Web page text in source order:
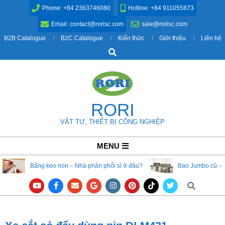
Phone: +84 2363746080 Hotline: +84 911055873
Email: contact@rorisc.com
sale@rorisc.com
B2B Catalogue
B2C Catalogue Kiến thức Giới thiệu
Liên hệ
Search
RORI
VẬT TƯ, THIẾT BỊ CÔNG NGHIỆP
Navigation
Menu
MENU
Băng keo non – Nhà phân phối sỉ ở đâu? Bao Jumbo cũ –
Search